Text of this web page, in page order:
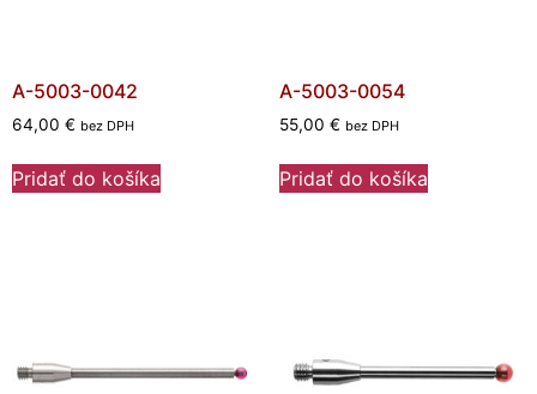
A-5003-0042
64,00 € bez DPH
Pridať do košíka
A-5003-0054
55,00 € bez DPH
Pridať do košíka